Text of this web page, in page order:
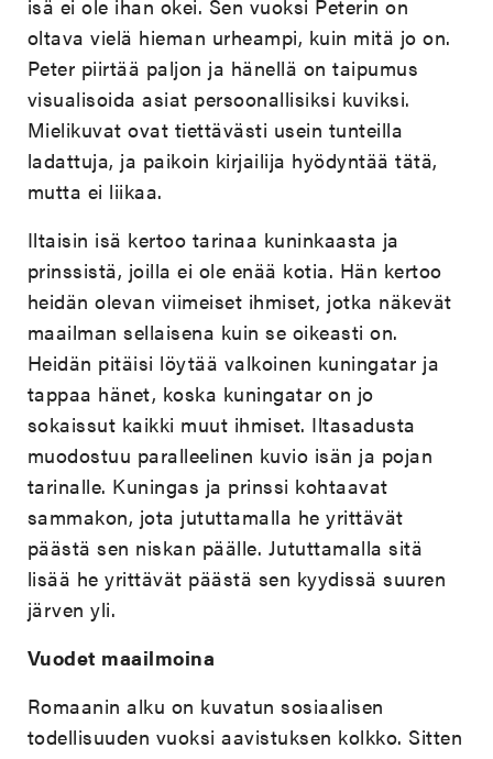
isä ei ole ihan okei. Sen vuoksi Peterin on
oltava vielä hieman urheampi, kuin mitä jo on.
Peter piirtää paljon ja hänellä on taipumus
visualisoida asiat persoonallisiksi kuviksi.
Mielikuvat ovat tiettävästi usein tunteilla
ladattuja, ja paikoin kirjailija hyödyntää tätä,
mutta ei liikaa.
Iltaisin isä kertoo tarinaa kuninkaasta ja
prinssistä, joilla ei ole enää kotia. Hän kertoo
heidän olevan viimeiset ihmiset, jotka näkevät
maailman sellaisena kuin se oikeasti on.
Heidän pitäisi löytää valkoinen kuningatar ja
tappaa hänet, koska kuningatar on jo
sokaissut kaikki muut ihmiset. Iltasadusta
muodostuu paralleelinen kuvio isän ja pojan
tarinalle. Kuningas ja prinssi kohtaavat
sammakon, jota jututtamalla he yrittävät
päästä sen niskan päälle. Jututtamalla sitä
lisää he yrittävät päästä sen kyydissä suuren
järven yli.
Vuodet maailmoina
Romaanin alku on kuvatun sosiaalisen
todellisuuden vuoksi aavistuksen kolkko. Sitten